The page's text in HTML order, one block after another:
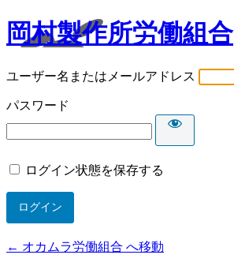
岡村製作所労働組合
ユーザー名またはメールアドレス
パスワード
ログイン状態を保存する
← オカムラ労働組合 へ移動